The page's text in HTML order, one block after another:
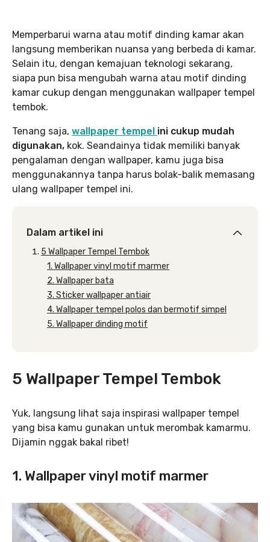
Memperbarui warna atau motif dinding kamar akan
langsung memberikan nuansa yang berbeda di kamar.
Selain itu, dengan kemajuan teknologi sekarang,
siapa pun bisa mengubah warna atau motif dinding
kamar cukup dengan menggunakan wallpaper tempel
tembok.
Tenang saja, wallpaper tempel ini cukup mudah
digunakan, kok. Seandainya tidak memiliki banyak
pengalaman dengan wallpaper, kamu juga bisa
menggunakannya tanpa harus bolak-balik memasang
ulang wallpaper tempel ini.
Dalam artikel ini
5 Wallpaper Tempel Tembok
1. Wallpaper vinyl motif marmer
2. Wallpaper bata
3. Sticker wallpaper antiair
4. Wallpaper tempel polos dan bermotif simpel
5. Wallpaper dinding motif
5 Wallpaper Tempel Tembok
Yuk, langsung lihat saja inspirasi wallpaper tempel
yang bisa kamu gunakan untuk merombak kamarmu.
Dijamin nggak bakal ribet!
1. Wallpaper vinyl motif marmer